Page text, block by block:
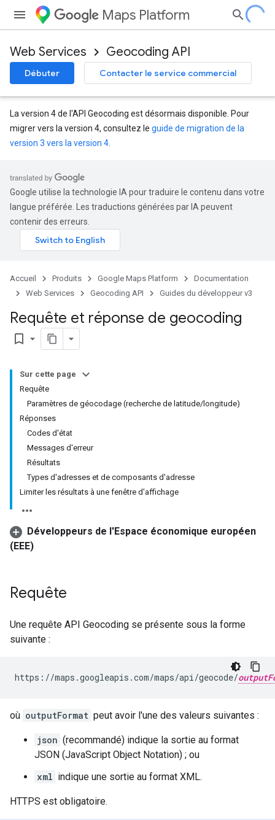
Maps Platform
Web Services Geocoding API
Débuter Contacter le service commercial
La version 4 de l'API Geocoding est désormais disponible. Pour
migrer vers la version 4, consultez le guide de migration de la
version 3 vers la version 4
Google utilise la technologie IA pour traduire le contenu dans votre
langue préférée. Les traductions générées par IA peuvent
contenir des erreurs.
Accueil Produits Google Maps Platform
Documentation
Web Services
Geocoding API Guides du développeur v3
Requête et réponse de geocoding
bookmark_border
Sur cette page
Requête
Paramètres de géocodage (recherche de latitude/longitude)
Réponses
Codes d'état
Messages d'erreur
Résultats
Types d'adresses et de composants d'adresse
Limiter les résultats à une fenêtre d'affichage
Développeurs de l'Espace économique européen
(EEE)
Requête
Une requête API Geocoding se présente sous la forme
suivante :
https://maps.googleapis.com/maps/api/geocode/
où outputFormat peut avoir l'une des valeurs suivantes :
json (recommandé) indique la sortie au format
JSON (JavaScript Object Notation) ; ou
xml indique une sortie au format XML.
HTTPS est obligatoire.